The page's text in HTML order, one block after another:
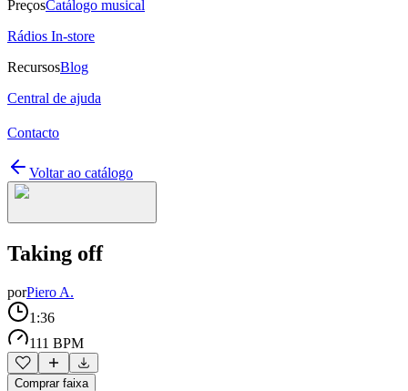
PreçosCatálogo musical
Rádios In-store
RecursosBlog
Central de ajuda
Contacto
Voltar ao catálogo
Taking off
porPiero A.
1:36
111 BPM
Comprar faixa